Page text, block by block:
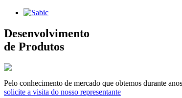
Desenvolvimento
de Produtos
Pelo conhecimento de mercado que obtemos durante
solicite a visita do nosso representante